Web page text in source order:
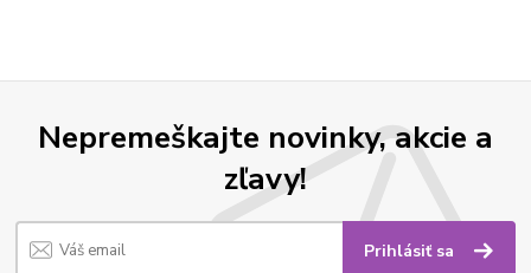
Nepremeškajte novinky, akcie a
zľavy!
Prihlásiť sa